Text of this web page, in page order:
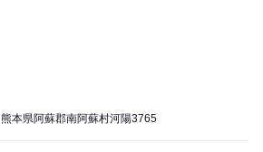
熊本県阿蘇郡南阿蘇村河陽3765